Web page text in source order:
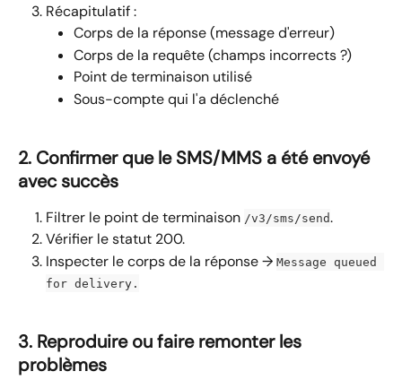
Récapitulatif :
Corps de la réponse (message d'erreur)
Corps de la requête (champs incorrects ?)
Point de terminaison utilisé
Sous-compte qui l'a déclenché
2. Confirmer que le SMS/MMS a été envoyé
avec succès
Filtrer le point de terminaison /v3/sms/send.
Vérifier le statut 200.
Inspecter le corps de la réponse → Message queued
for delivery.
3. Reproduire ou faire remonter les
problèmes